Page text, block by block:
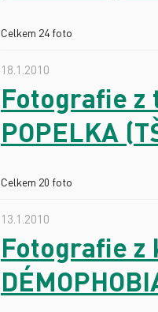
Celkem 24 foto
18.1.2010
Fotografie z
POPELKA
Celkem 20 foto
13.1.2010
Fotografie z